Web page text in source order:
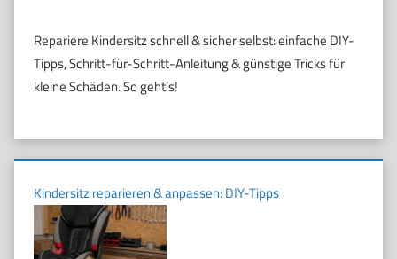
Repariere Kindersitz schnell & sicher selbst: einfache DIY-
Tipps, Schritt-für-Schritt-Anleitung & günstige Tricks für
kleine Schäden. So geht’s!
Kindersitz reparieren & anpassen: DIY-Tipps